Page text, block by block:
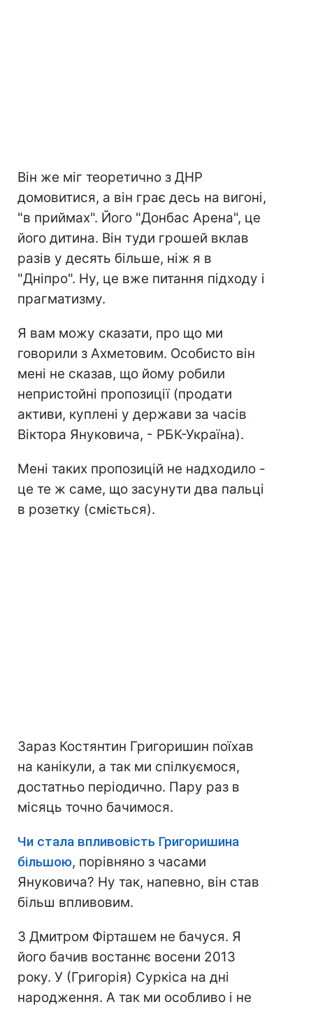
Він же міг теоретично з ДНР
домовитися, а він грає десь на вигоні,
"в приймах". Його "Донбас Арена", це
його дитина. Він туди грошей вклав
разів у десять більше, ніж я в
"Дніпро". Ну, це вже питання підходу і
прагматизму.
Я вам можу сказати, про що ми
говорили з Ахметовим. Особисто він
мені не сказав, що йому робили
непристойні пропозиції (продати
активи, куплені у держави за часів
Віктора Януковича, - РБК-Україна).
Мені таких пропозицій не надходило -
це те ж саме, що засунути два пальці
в розетку (сміється).
Зараз Костянтин Григоришин поїхав
на канікули, а так ми спілкуємося,
достатньо періодично. Пару раз в
місяць точно бачимося.
Чи стала впливовість Григоришина
більшою, порівняно з часами
Януковича? Ну так, напевно, він став
більш впливовим.
З Дмитром Фірташем не бачуся. Я
його бачив востаннє восени 2013
року. У (Григорія) Суркіса на дні
народження. А так ми особливо і не